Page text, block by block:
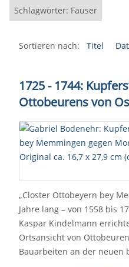
Schlagwörter: Fauser
Sortieren nach: Titel
1725 - 1744:
Ottobeurens von
„Closter Ottobeyern bey
Jahre lang – von 1558 bis
Kaspar Kindelmann
Ortsansicht von
Bauarbeiten an der neuen